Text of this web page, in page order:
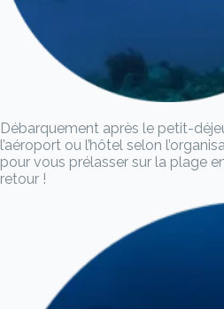
Débarquement après le petit-
l’aéroport ou l’hôtel selon
pour vous prélasser sur la plage
retour !